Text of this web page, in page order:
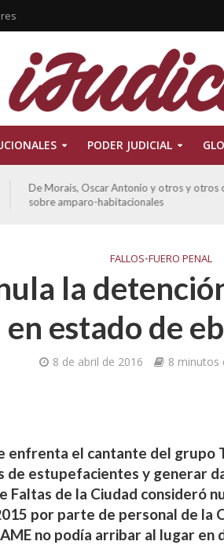
PODER JUDICIAL
De Morais, Oscar Antonio y otros y otros
sobre amparo-habitacionales
FALLOS•FUERO PENAL
la
en estado de
8 de abril de 2016 8 minutos
enfrenta el cantante del grupo
estupefacientes y generar
Faltas de la Ciudad consideró
por parte de personal de la
no podía arribar al lugar